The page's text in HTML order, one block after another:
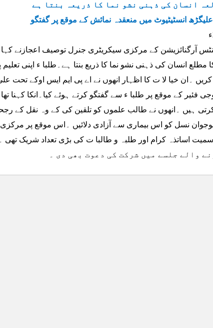
انسان کی ذہنی نشو نما کا ذریعہ بنتا ہے
انسٹیٹیوٹ میں منعقدہ نمائش کے موقع پر گفتگو
آرگنائزیشن کے مرکزی سیکریٹری جنرل توصیف اعجازنے
مطلع انسان کی ذہنی نشو نما کا ذریع بنتا ہے۔طلبا ء اپنی
کریں ۔ان خیا لا ت کا اظہار انھوں نے اے پی ایم ایس اوکے تحت
فئیر کے موقع پر طلبا ء سے گفتگو کرتے ہوئے کیا۔انکا کہنا
کرتی ہیں ۔انھوں نے طالب علموں کو تلقین کی کے وہ نقل کے
نسل کو اس بیماری سے آزادی دلائیں ۔اس موقع پر
اساتذہ کرام اور طلبہ و طالبا ت کی بڑی تعداد شریک تھی